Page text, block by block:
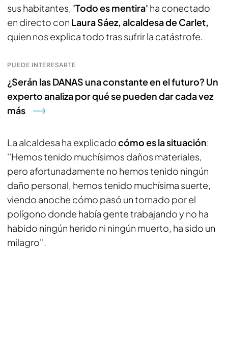
sus habitantes, 'Todo es mentira' ha conectado
en directo con Laura Sáez, alcaldesa de Carlet,
quien nos explica todo tras sufrir la catástrofe.
PUEDE INTERESARTE
¿Serán las DANAS una constante en el futuro? Un
experto analiza por qué se pueden dar cada vez
más
La alcaldesa ha explicadocómo es la situación:
''Hemos tenido muchísimos daños materiales,
pero afortunadamente no hemos tenido ningún
daño personal, hemos tenido muchísima suerte,
viendo anoche cómo pasó un tornado por el
polígono donde había gente trabajando y no ha
habido ningún herido ni ningún muerto, ha sido un
milagro''.